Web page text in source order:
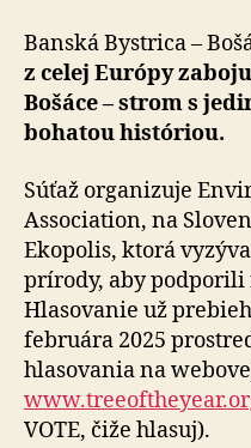
Banská Bystrica –
z celej Európy
Bošáce – strom s
bohatou históriou.
Súťaž organizuje
Association, na
Ekopolis, ktorá
prírody, aby podporili
Hlasovanie už
februára 2025
hlasovania na
VOTE, čiže hlasuj).